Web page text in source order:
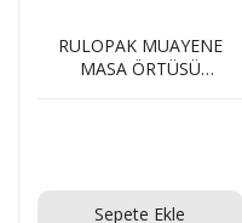
RULOPAK MUAYENE
MASA ÖRTÜSÜ
Sepete Ekle